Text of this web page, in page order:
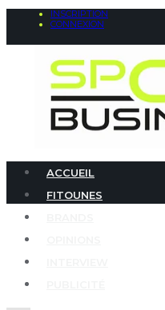
INSCRIPTION
CONNEXION
ACCUEIL
FITOUNES